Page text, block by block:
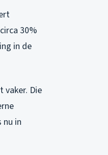
30%
in de
vaker. Die
in